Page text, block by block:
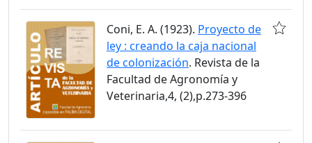
Coni, E. A. (1923). Proyecto de
ley : creando la caja nacional
de colonización. Revista de la
Facultad de Agronomía y
Veterinaria,4, (2),p.273-396